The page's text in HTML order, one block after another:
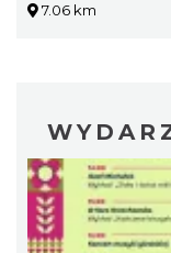
7.06 km